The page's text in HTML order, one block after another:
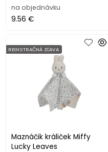
na objednávku
9.56 €
Maznáčik králiček Miffy
Lucky Leaves
REGISTRAČNÁ ZĽAVA